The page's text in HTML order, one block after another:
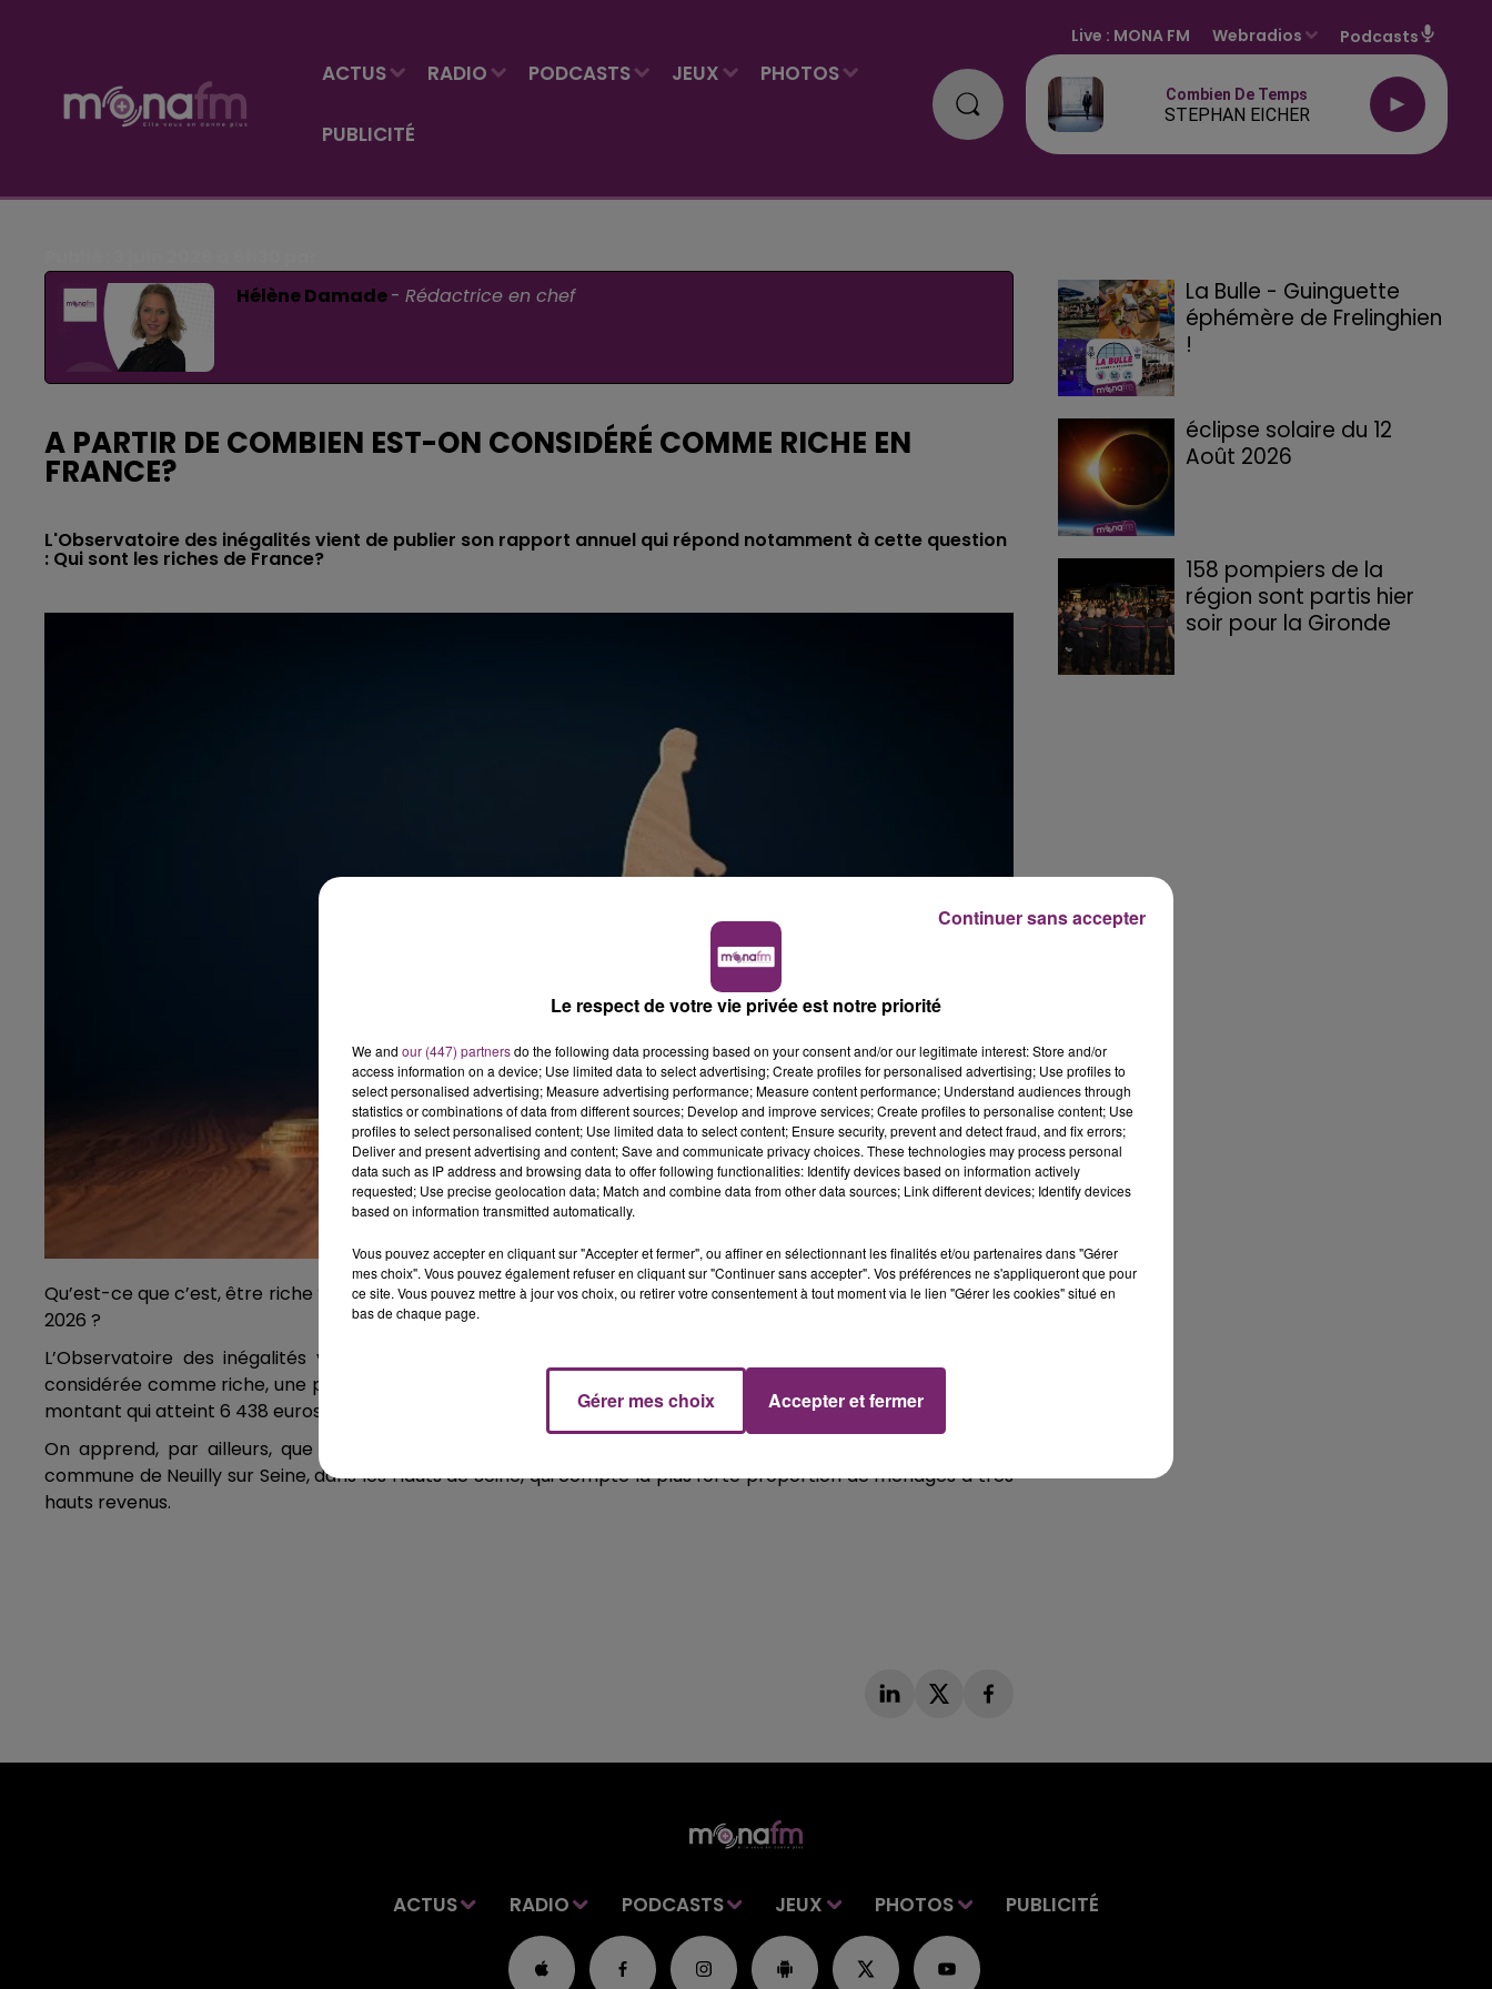
ACTUS RADIO PODCASTS JEUX PHOTOS
PUBLICITÉ
Live : MONA FM Webradios Podcasts
Combien De Temps
STEPHAN EICHER
Hélène Damade-Rédactrice en chef
A PARTIR DE COMBIEN EST-ON CONSIDÉRÉ COMME RICHE EN
FRANCE?
L'Observatoire des inégalités vient de publier son rapport annuel qui répond notamment à cette question
: Qui sont les riches de France?
Qu’est-ce que c’est, être riche ? A partir de quel revenu mensuel est-on considéré comme riche en France, en
2026 ?
L’Observatoire des inégalités vient de publier son rapport annuel. Rapport qui détermine que pour être
considérée comme riche, une personne seule doit disposer d’au moins 4292 euros par mois, après impôts... Un
montant qui atteint 6 438 euros, pour un couple sans enfant.
On apprend, par ailleurs, que les riches représentent 7,5% de la population française. Notez que c’est la
commune de Neuilly sur Seine, dans les Hauts de Seine, qui compte la plus forte proportion de ménages à très
hauts revenus.
La Bulle - Guinguette
éphémère de Frelinghien
!
éclipse solaire du 12
Août 2026
158 pompiers de la
région sont partis hier
soir pour la Gironde
ACTUS RADIO PODCASTS JEUX PHOTOS PUBLICITÉ
Le respect de votre vie privée est notre priorité
We and our (447) partnersdo the following data processing based on your consent and/or our legitimate interest: Store and/or
access information on a device; Use limited data to select advertising; Create profiles for personalised advertising; Use profiles to
select personalised advertising; Measure advertising performance; Measure content performance; Understand audiences through
statistics or combinations of data from different sources; Develop and improve services; Create profiles to personalise content; Use
profiles to select personalised content; Use limited data to select content; Ensure security, prevent and detect fraud, and fix errors;
Deliver and present advertising and content; Save and communicate privacy choices. These technologies may process personal
data such as IP address and browsing data to offer following functionalities: Identify devices based on information actively
requested; Use precise geolocation data; Match and combine data from other data sources; Link different devices; Identify devices
based on information transmitted automatically.
Vous pouvez accepter en cliquant sur "Accepter et fermer", ou affiner en sélectionnant les finalités et/ou partenaires dans "Gérer
mes choix". Vous pouvez également refuser en cliquant sur "Continuer sans accepter". Vos préférences ne s'appliqueront que pour
ce site. Vous pouvez mettre à jour vos choix, ou retirer votre consentement à tout moment via le lien "Gérer les cookies" situé en
bas de chaque page.
Gérer mes choix Accepter et fermer
Continuer sans accepter